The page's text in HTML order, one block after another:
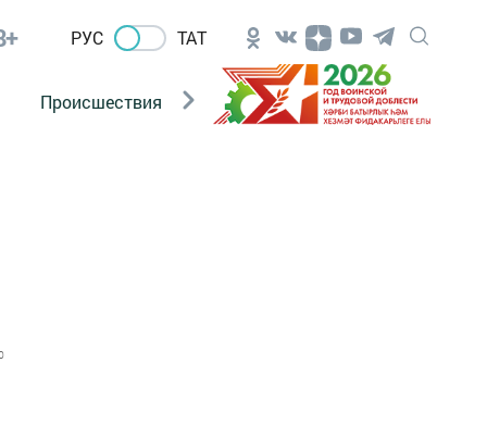
РУС ТАТ
Происшествия Новости Госавтоинспекции